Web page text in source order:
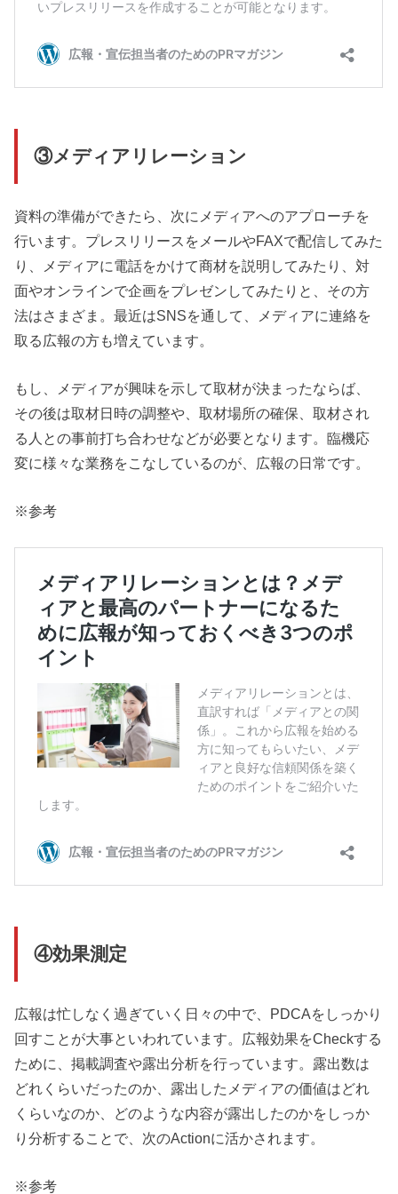
③メディアリレーション
資料の準備ができたら、次にメディアへのアプローチを
行います。プレスリリースをメールやFAXで配信してみた
り、メディアに電話をかけて商材を説明してみたり、対
面やオンラインで企画をプレゼンしてみたりと、その方
法はさまざま。最近はSNSを通して、メディアに連絡を
取る広報の方も増えています。
もし、メディアが興味を示して取材が決まったならば、
その後は取材日時の調整や、取材場所の確保、取材され
る人との事前打ち合わせなどが必要となります。臨機応
変に様々な業務をこなしているのが、広報の日常です。
※参考
④効果測定
広報は忙しなく過ぎていく日々の中で、PDCAをしっかり
回すことが大事といわれています。広報効果をCheckする
ために、掲載調査や露出分析を行っています。露出数は
どれくらいだったのか、露出したメディアの価値はどれ
くらいなのか、どのような内容が露出したのかをしっか
り分析することで、次のActionに活かされます。
※参考